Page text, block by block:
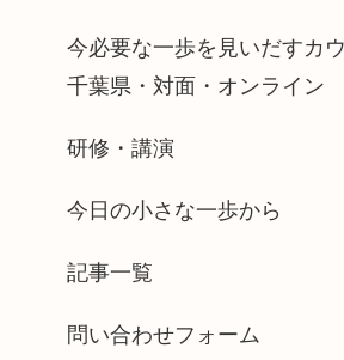
今必要な一歩を見いだすカ
千葉県・対面・オンライン
研修・講演
今日の小さな一歩から
記事一覧
問い合わせフォーム